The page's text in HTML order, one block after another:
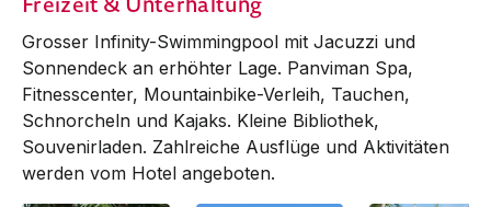
Grosser Infinity-Swimmingpool mit Jacuzzi und
Sonnendeck an erhöhter Lage. Panviman Spa,
Fit­nesscenter, Mountainbike-Verleih, Tauchen,
Schnor­cheln und Kajaks. Kleine Bibliothek,
Souvenirladen. Zahl­reiche Aus­flüge und Aktivitäten
werden vom Hotel angeboten.